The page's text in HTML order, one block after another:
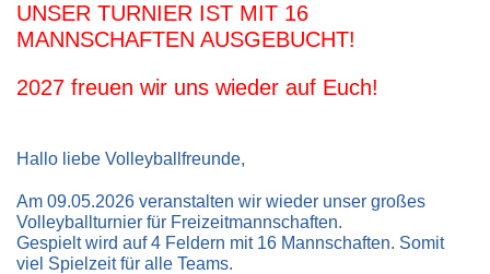
UNSER TURNIER IST MIT 16
MANNSCHAFTEN AUSGEBUCHT!
2027 freuen wir uns wieder auf Euch!
Hallo liebe Volleyballfreunde,
Am 09.05.2026 veranstalten wir wieder unser großes
Volleyballturnier für Freizeitmannschaften.
Gespielt wird auf 4 Feldern mit 16 Mannschaften. Somit
viel Spielzeit für alle Teams.